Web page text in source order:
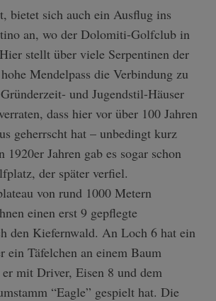
bietet sich auch ein Ausflug ins
an, wo der Dolomiti-Golfclub in
stellt über viele Serpentinen der
Mendelpass die Verbindung zu
und Jugendstil-Häuser
dass hier vor über 100 Jahren
geherrscht hat – unbedingt kurz
1920er Jahren gab es sogar schon
der später verfiel.
von rund 1000 Metern
einen erst 9 gepflegte
den Kiefernwald. An Loch 6 hat ein
ein Täfelchen an einem Baum
mit Driver, Eisen 8 und dem
“Eagle” gespielt hat. Die